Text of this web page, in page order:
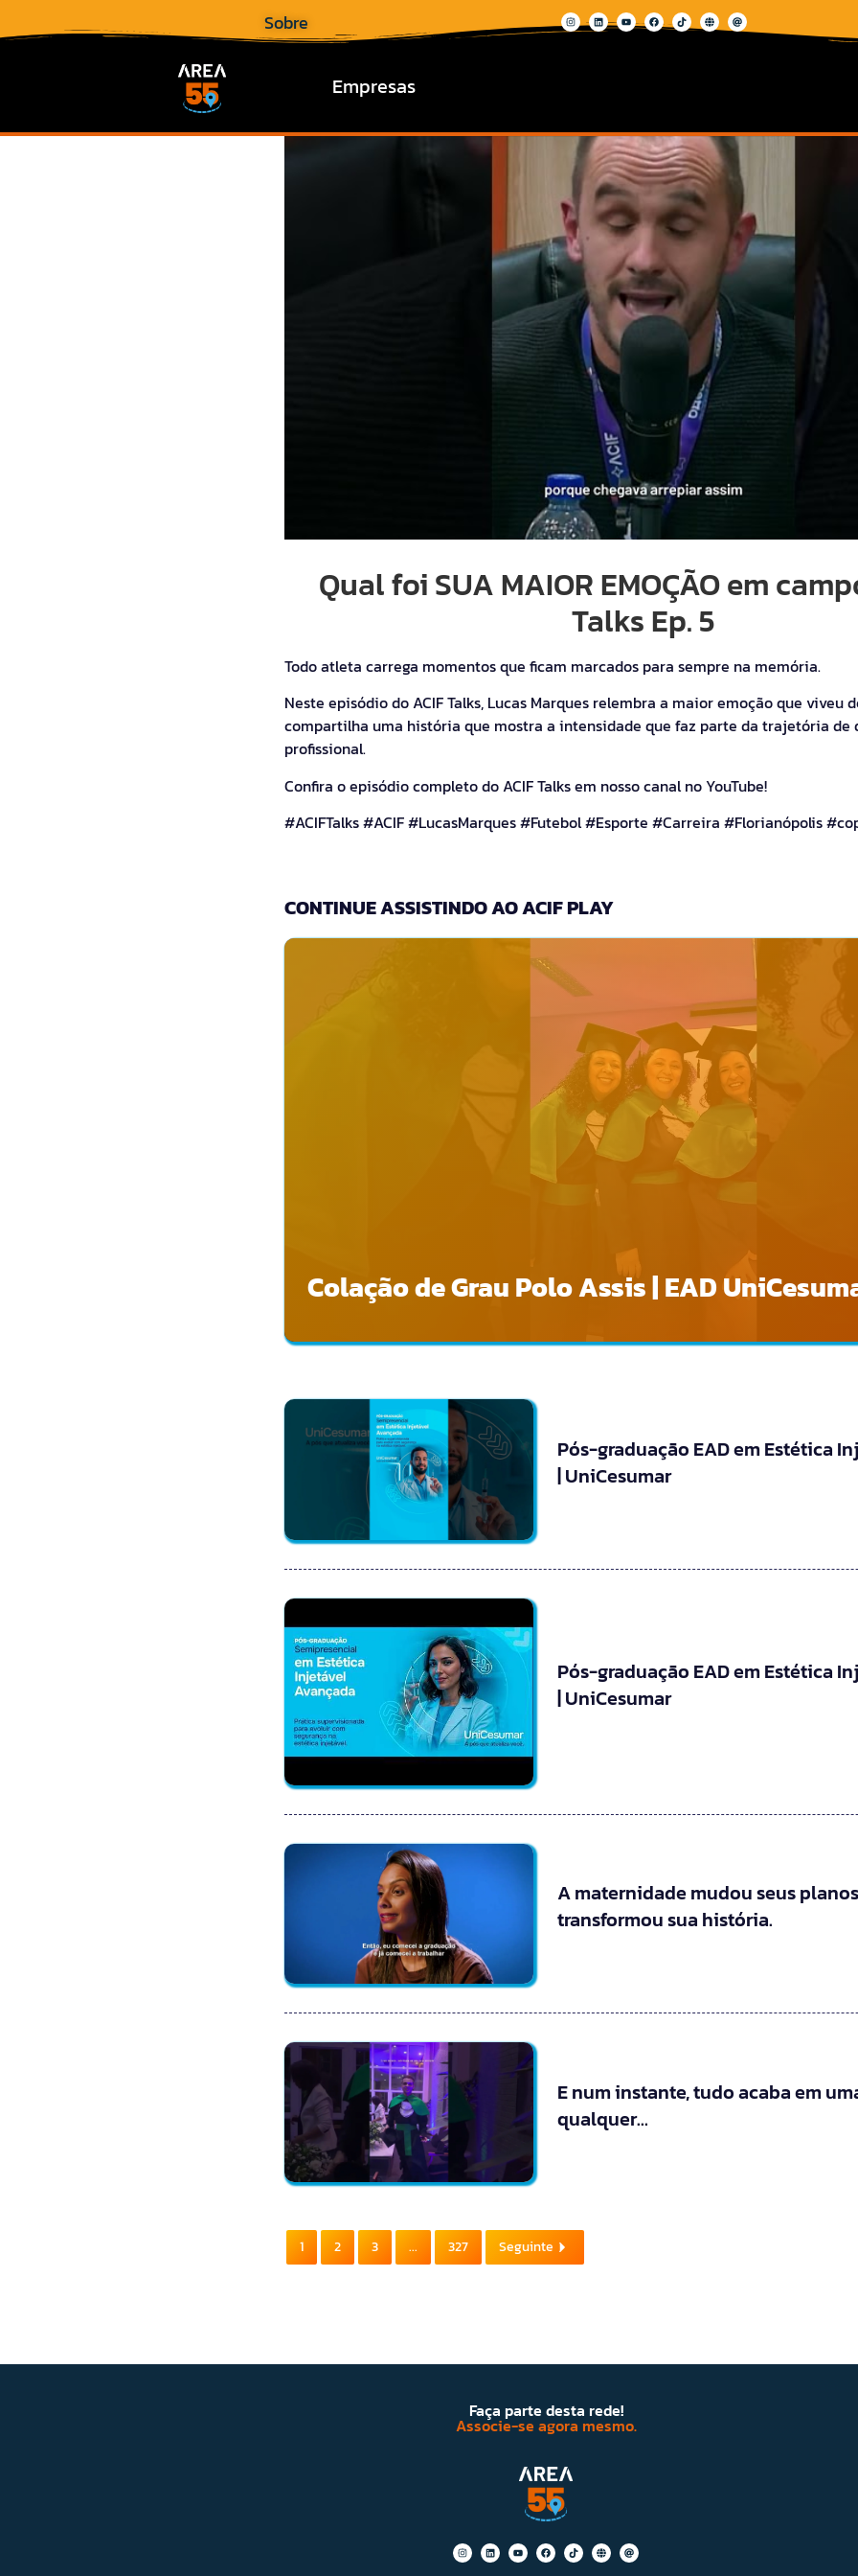
Sobre
Empresas
Qual foi SUA MAIOR EMOÇÃO em
Talks Ep. 5
Todo atleta carrega momentos que ficam marcados para sempre na memória.
Neste episódio do ACIF Talks, Lucas Marques relembra a maior emoção que viveu
compartilha uma história que mostra a intensidade que faz parte da trajetória de
profissional.
Confira o episódio completo do ACIF Talks em nosso canal no YouTube!
#ACIFTalks #ACIF #LucasMarques #Futebol #Esporte #Carreira #Florianópolis
CONTINUE ASSISTINDO AO ACIF PLAY
Colação de Grau Polo Assis | EAD
Pós-graduação EAD em Estética
| UniCesumar
Pós-graduação EAD em Estética
| UniCesumar
A maternidade mudou seus
transformou sua história.
E num instante, tudo acaba em
qualquer…
1 2 3 ... 327 Seguinte
Faça parte desta rede!
Associe-se agora mesmo.